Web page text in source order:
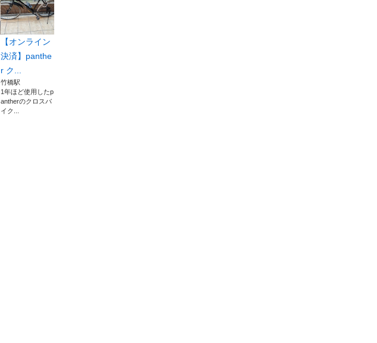
【オンライン
決済】panthe
r ク...
竹橋駅
1年ほど使用したp
antherのクロスバ
イク...